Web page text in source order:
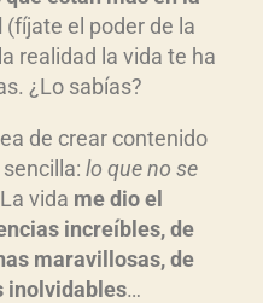
(fíjate el poder de la
realidad la vida te ha
¿Lo sabías?
de crear contenido
lo que no se
vida me dio el
increíbles, de
maravillosas, de
inolvidables…